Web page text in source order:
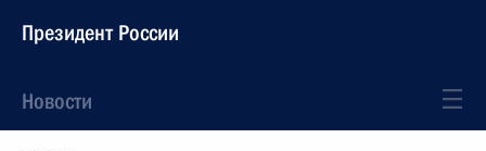
Президент России
Новости